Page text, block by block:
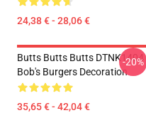
24,38 € - 28,06 €
Butts Butts Butts DTNK1404
Bob's Burgers Decoration
35,65 € - 42,04 €
-20%